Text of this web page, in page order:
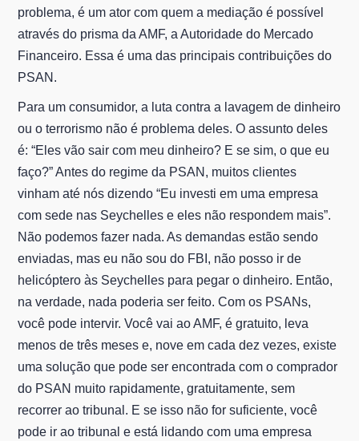
problema, é um ator com quem a mediação é possível
através do prisma da AMF, a Autoridade do Mercado
Financeiro. Essa é uma das principais contribuições do
PSAN.
Para um consumidor, a luta contra a lavagem de dinheiro
ou o terrorismo não é problema deles. O assunto deles
é: “Eles vão sair com meu dinheiro? E se sim, o que eu
faço?” Antes do regime da PSAN, muitos clientes
vinham até nós dizendo “Eu investi em uma empresa
com sede nas Seychelles e eles não respondem mais”.
Não podemos fazer nada. As demandas estão sendo
enviadas, mas eu não sou do FBI, não posso ir de
helicóptero às Seychelles para pegar o dinheiro. Então,
na verdade, nada poderia ser feito. Com os PSANs,
você pode intervir. Você vai ao AMF, é gratuito, leva
menos de três meses e, nove em cada dez vezes, existe
uma solução que pode ser encontrada com o comprador
do PSAN muito rapidamente, gratuitamente, sem
recorrer ao tribunal. E se isso não for suficiente, você
pode ir ao tribunal e está lidando com uma empresa